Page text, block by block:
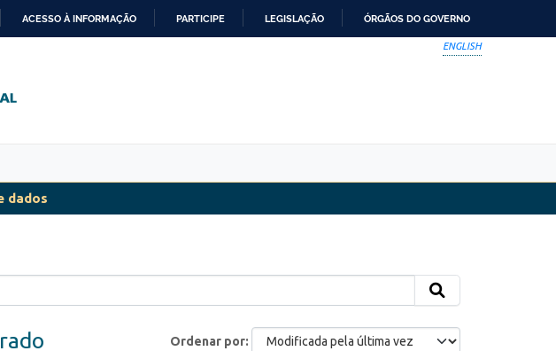
ACESSO À INFORMAÇÃO PARTICIPE LEGISLAÇÃO ÓRGÃOS DO GOVERNO
ENGLISH
dados
Ordenar por